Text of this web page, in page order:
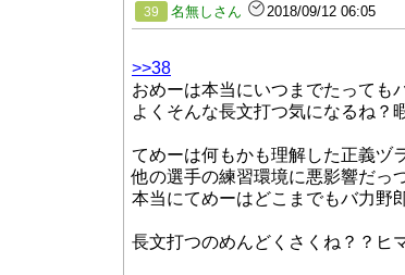
39 名無しさん 2018/09/12 06:05
>>38
おめーは本当にいつまでたっても
よくそんな長文打つ気になるね？
てめーは何もかも理解した正義ヅ
他の選手の練習環境に悪影響だっ
本当にてめーはどこまでもバ力野
長文打つのめんどくさくね？？ヒ